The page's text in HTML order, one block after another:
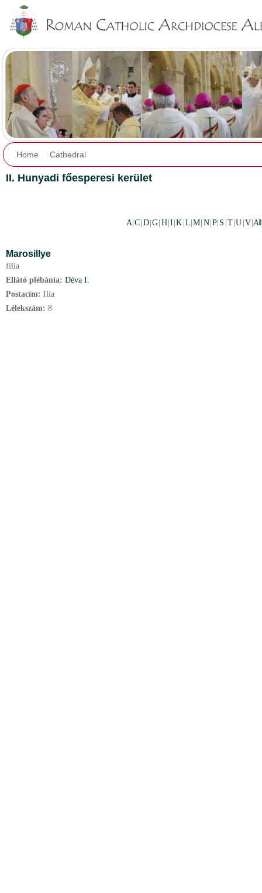
Home Cathedral
II. Hunyadi főesperesi kerület
A |C D |G H I |K L |M N |P S T |U V |All
Marosillye
filia
Ellátó plébánia: Déva I.
Postacím: Ilia
Lélekszám: 8